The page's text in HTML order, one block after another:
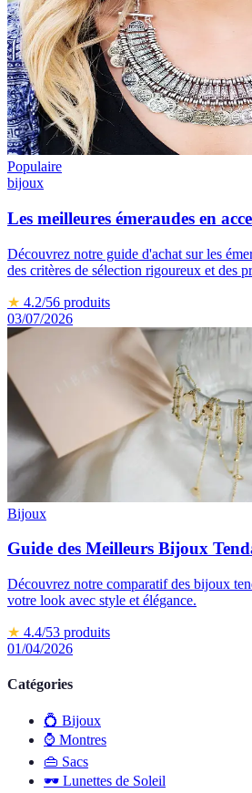
Populaire
bijoux
Les meilleures émeraudes en
Découvrez notre guide d'achat sur les
des critères de sélection rigoureux et des
★ 4.2/56 produits
03/07/2026
Bijoux
Guide des Meilleurs Bijoux
Découvrez notre comparatif des bijoux
votre look avec style et élégance.
★ 4.4/53 produits
01/04/2026
Catégories
💍 Bijoux
⌚ Montres
👜 Sacs
🕶️ Lunettes de Soleil